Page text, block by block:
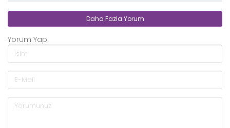
Daha Fazla Yorum
Yorum Yap